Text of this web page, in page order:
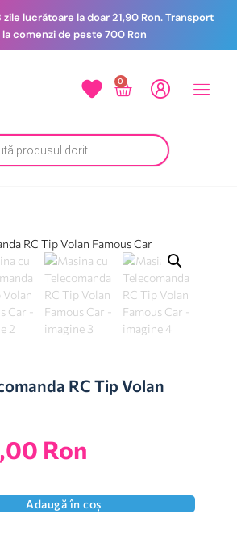
zile lucrătoare la doar 21,90 Ron. Transport
comenzi de peste 700 Ron
0
RC Tip Volan
Ron
Adaugă în coș